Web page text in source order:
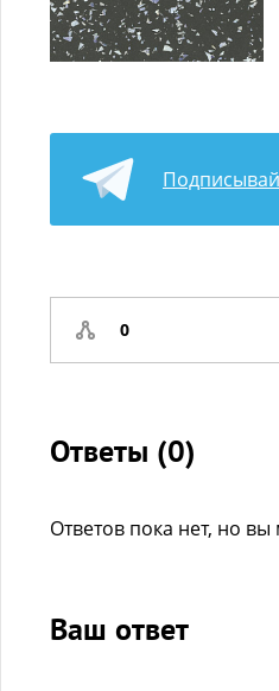
0
Ответы (0)
Ответов пока нет, но
Ваш ответ